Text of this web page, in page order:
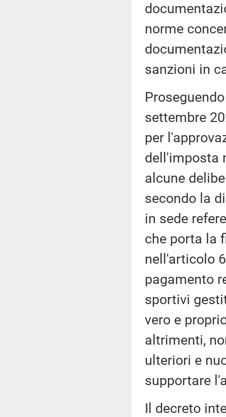
norme
sanzioni in
settembre
per
dell'imposta
alcune
secondo la
in sede
che porta la
nell'articolo
pagamento
sportivi
vero e
altrimenti,
ulteriori e
supportare
Il decreto